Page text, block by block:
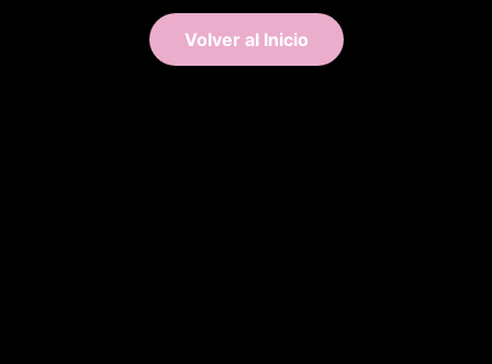
Volver al Inicio